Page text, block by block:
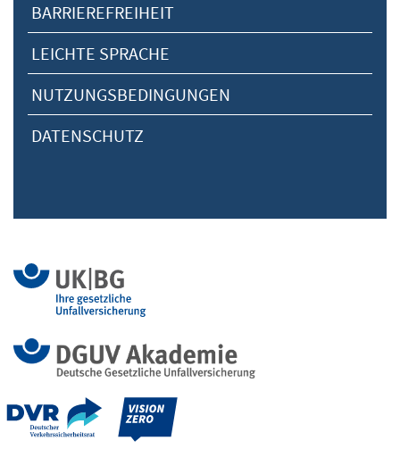
BARRIEREFREIHEIT
LEICHTE SPRACHE
NUTZUNGSBEDINGUNGEN
DATENSCHUTZ